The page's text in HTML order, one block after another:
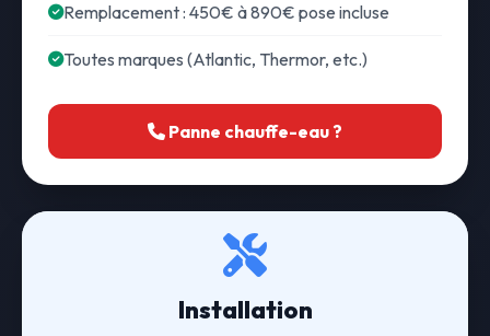
Remplacement : 450€ à 890€ pose incluse
Toutes marques (Atlantic, Thermor, etc.)
Panne chauffe-eau ?
Installation